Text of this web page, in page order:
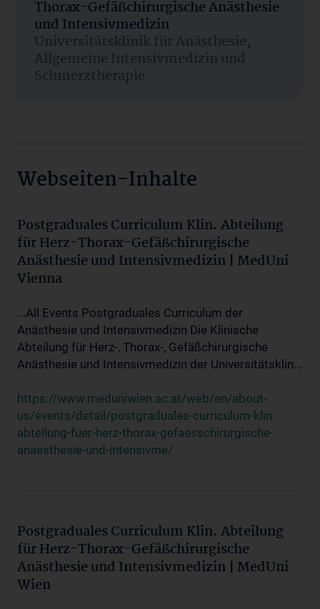
Thorax-Gefäßchirurgische Anästhesie
und Intensivmedizin
Universitätsklinik für Anästhesie,
Allgemeine Intensivmedizin und
Schmerztherapie
Webseiten-Inhalte
Postgraduales Curriculum Klin. Abteilung
für Herz-Thorax-Gefäßchirurgische
Anästhesie und Intensivmedizin | MedUni
Vienna
...All Events Postgraduales Curriculum der
Anästhesie und Intensivmedizin Die Klinische
Abteilung für Herz-, Thorax-, Gefäßchirurgische
Anästhesie und Intensivmedizin der Universitätsklin...
https://www.meduniwien.ac.at/web/en/about-
us/events/detail/postgraduales-curriculum-klin-
abteilung-fuer-herz-thorax-gefaesschirurgische-
anaesthesie-und-intensivme/
Postgraduales Curriculum Klin. Abteilung
für Herz-Thorax-Gefäßchirurgische
Anästhesie und Intensivmedizin | MedUni
Wien